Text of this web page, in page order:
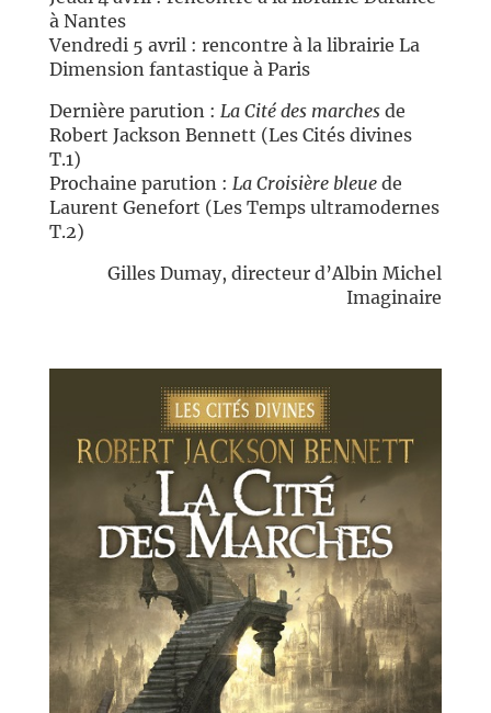
à Nantes
Vendredi 5 avril : rencontre à la librairie La
Dimension fantastique à Paris
Dernière parution : La Cité des marchesde
Robert Jackson Bennett (Les Cités divines
T.1)
Prochaine parution : La Croisière bleuede
Laurent Genefort (Les Temps ultramodernes
T.2)
Gilles Dumay, directeur d’Albin Michel
Imaginaire